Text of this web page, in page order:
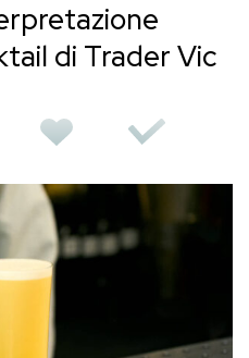
di Trader Vic